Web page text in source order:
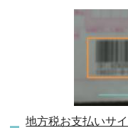
地方税お支払いサ